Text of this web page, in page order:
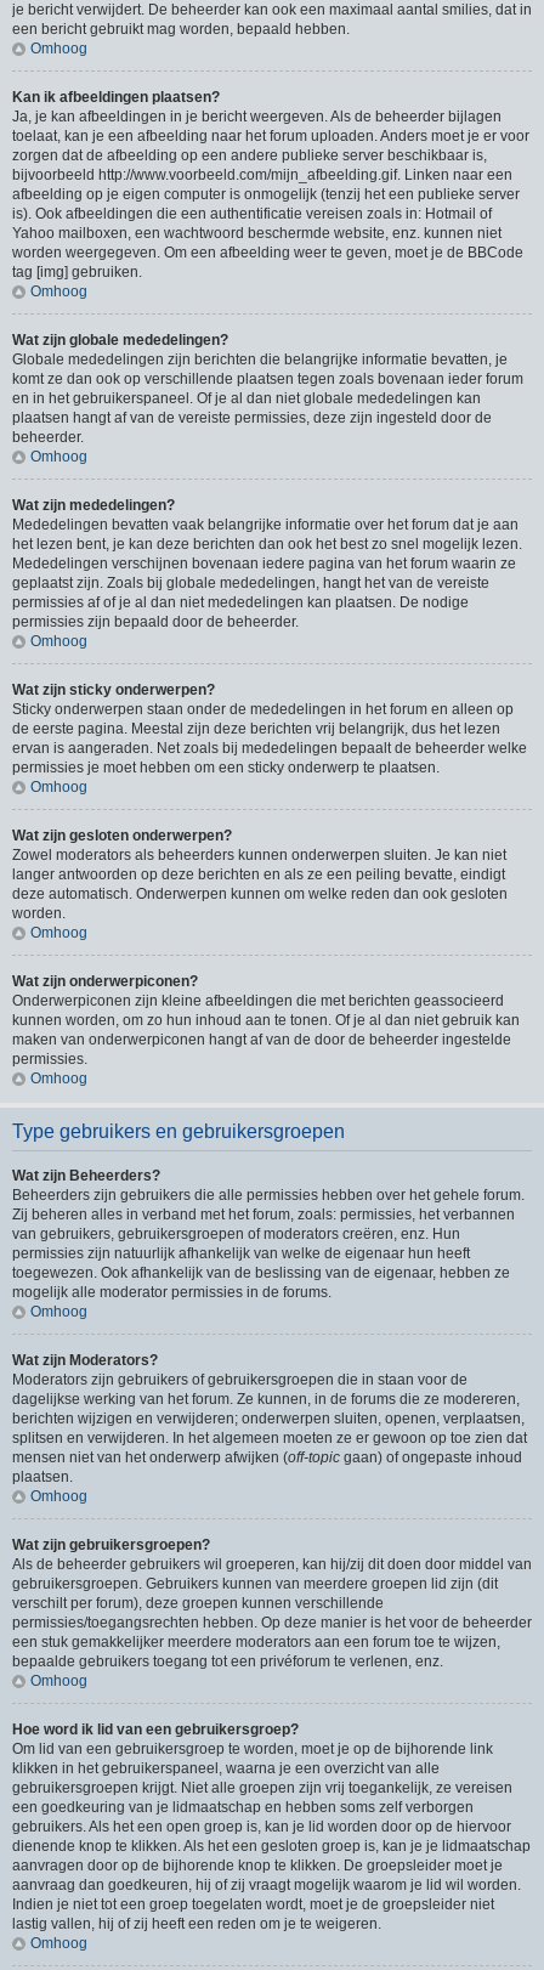
je bericht verwijdert. De beheerder kan ook een maximaal aantal smilies, dat in
een bericht gebruikt mag worden, bepaald hebben.
Omhoog
Kan ik afbeeldingen plaatsen?
Ja, je kan afbeeldingen in je bericht weergeven. Als de beheerder bijlagen
toelaat, kan je een afbeelding naar het forum uploaden. Anders moet je er voor
zorgen dat de afbeelding op een andere publieke server beschikbaar is,
bijvoorbeeld http://www.voorbeeld.com/mijn_afbeelding.gif. Linken naar een
afbeelding op je eigen computer is onmogelijk (tenzij het een publieke server
is). Ook afbeeldingen die een authentificatie vereisen zoals in: Hotmail of
Yahoo mailboxen, een wachtwoord beschermde website, enz. kunnen niet
worden weergegeven. Om een afbeelding weer te geven, moet je de BBCode
tag [img] gebruiken.
Omhoog
Wat zijn globale mededelingen?
Globale mededelingen zijn berichten die belangrijke informatie bevatten, je
komt ze dan ook op verschillende plaatsen tegen zoals bovenaan ieder forum
en in het gebruikerspaneel. Of je al dan niet globale mededelingen kan
plaatsen hangt af van de vereiste permissies, deze zijn ingesteld door de
beheerder.
Omhoog
Wat zijn mededelingen?
Mededelingen bevatten vaak belangrijke informatie over het forum dat je aan
het lezen bent, je kan deze berichten dan ook het best zo snel mogelijk lezen.
Mededelingen verschijnen bovenaan iedere pagina van het forum waarin ze
geplaatst zijn. Zoals bij globale mededelingen, hangt het van de vereiste
permissies af of je al dan niet mededelingen kan plaatsen. De nodige
permissies zijn bepaald door de beheerder.
Omhoog
Wat zijn sticky onderwerpen?
Sticky onderwerpen staan onder de mededelingen in het forum en alleen op
de eerste pagina. Meestal zijn deze berichten vrij belangrijk, dus het lezen
ervan is aangeraden. Net zoals bij mededelingen bepaalt de beheerder welke
permissies je moet hebben om een sticky onderwerp te plaatsen.
Omhoog
Wat zijn gesloten onderwerpen?
Zowel moderators als beheerders kunnen onderwerpen sluiten. Je kan niet
langer antwoorden op deze berichten en als ze een peiling bevatte, eindigt
deze automatisch. Onderwerpen kunnen om welke reden dan ook gesloten
worden.
Omhoog
Wat zijn onderwerpiconen?
Onderwerpiconen zijn kleine afbeeldingen die met berichten geassocieerd
kunnen worden, om zo hun inhoud aan te tonen. Of je al dan niet gebruik kan
maken van onderwerpiconen hangt af van de door de beheerder ingestelde
permissies.
Omhoog
Type gebruikers en gebruikersgroepen
Wat zijn Beheerders?
Beheerders zijn gebruikers die alle permissies hebben over het gehele forum.
Zij beheren alles in verband met het forum, zoals: permissies, het verbannen
van gebruikers, gebruikersgroepen of moderators creëren, enz. Hun
permissies zijn natuurlijk afhankelijk van welke de eigenaar hun heeft
toegewezen. Ook afhankelijk van de beslissing van de eigenaar, hebben ze
mogelijk alle moderator permissies in de forums.
Omhoog
Wat zijn Moderators?
Moderators zijn gebruikers of gebruikersgroepen die in staan voor de
dagelijkse werking van het forum. Ze kunnen, in de forums die ze modereren,
berichten wijzigen en verwijderen; onderwerpen sluiten, openen, verplaatsen,
splitsen en verwijderen. In het algemeen moeten ze er gewoon op toe zien dat
mensen niet van het onderwerp afwijken (off-topic gaan) of ongepaste inhoud
plaatsen.
Omhoog
Wat zijn gebruikersgroepen?
Als de beheerder gebruikers wil groeperen, kan hij/zij dit doen door middel van
gebruikersgroepen. Gebruikers kunnen van meerdere groepen lid zijn (dit
verschilt per forum), deze groepen kunnen verschillende
permissies/toegangsrechten hebben. Op deze manier is het voor de beheerder
een stuk gemakkelijker meerdere moderators aan een forum toe te wijzen,
bepaalde gebruikers toegang tot een privéforum te verlenen, enz.
Omhoog
Hoe word ik lid van een gebruikersgroep?
Om lid van een gebruikersgroep te worden, moet je op de bijhorende link
klikken in het gebruikerspaneel, waarna je een overzicht van alle
gebruikersgroepen krijgt. Niet alle groepen zijn vrij toegankelijk, ze vereisen
een goedkeuring van je lidmaatschap en hebben soms zelf verborgen
gebruikers. Als het een open groep is, kan je lid worden door op de hiervoor
dienende knop te klikken. Als het een gesloten groep is, kan je je lidmaatschap
aanvragen door op de bijhorende knop te klikken. De groepsleider moet je
aanvraag dan goedkeuren, hij of zij vraagt mogelijk waarom je lid wil worden.
Indien je niet tot een groep toegelaten wordt, moet je de groepsleider niet
lastig vallen, hij of zij heeft een reden om je te weigeren.
Omhoog